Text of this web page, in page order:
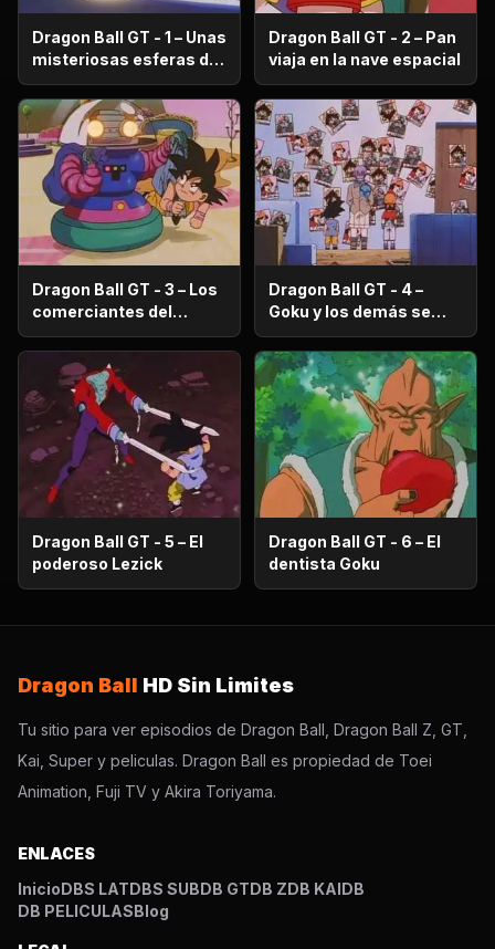
Dragon Ball GT - 1 – Unas
misteriosas esferas de
dragón aparecen
Dragon Ball GT - 2 – Pan
viaja en la nave espacial
Dragon Ball GT - 3 – Los
comerciantes del
planeta Imega
Dragon Ball GT - 4 –
Goku y los demás se
convierten en
criminales
Dragon Ball GT - 5 – El
poderoso Lezick
Dragon Ball GT - 6 – El
dentista Goku
Dragon Ball HD Sin Limites
Tu sitio para ver episodios de Dragon Ball, Dragon Ball Z, GT,
Kai, Super y peliculas. Dragon Ball es propiedad de Toei
Animation, Fuji TV y Akira Toriyama.
ENLACES
InicioDBS LATDBS SUBDB GTDB ZDB KAIDB
DB PELICULASBlog